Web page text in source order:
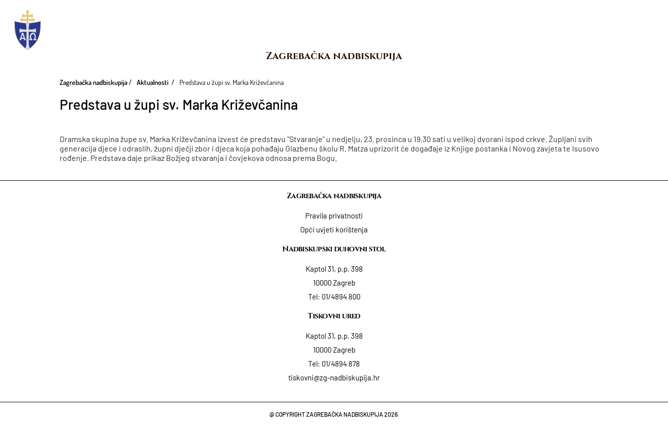
Zagrebačka nadbiskupija
Zagrebačka nadbiskupija Aktualnosti Predstava u župi sv. Marka Križevčanina
Predstava u župi sv. Marka Križevčanina
Dramska skupina župe sv. Marka Križevčanina izvest će predstavu "Stvaranje" u nedjelju, 23. prosinca u 19.30 sati u velikoj dvorani ispod crkve. Župljani svih
generacija djece i odraslih, župni dječji zbor i djeca koja pohađaju Glazbenu školu R. Matza uprizorit će događaje iz Knjige postanka i Novog zavjeta te Isusovo
rođenje. Predstava daje prikaz Božjeg stvaranja i čovjekova odnosa prema Bogu.
Zagrebačka nadbiskupija
Pravila privatnosti
Opći uvjeti korištenja
Nadbiskupski duhovni stol
Kaptol 31, p.p. 398
10000 Zagreb
Tel: 01/4894 800
Tiskovni ured
Kaptol 31, p.p. 398
10000 Zagreb
Tel: 01/4894 878
tiskovni@zg-nadbiskupija.hr
@ COPYRIGHT ZAGREBAČKA NADBISKUPIJA 2026.